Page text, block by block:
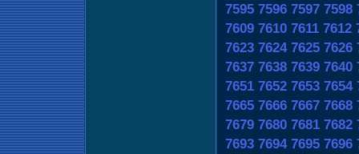
7595 7596 7597 7598
7609 7610 7611 7612
7623 7624 7625 7626
7637 7638 7639 7640
7651 7652 7653 7654
7665 7666 7667 7668
7679 7680 7681 7682
7693 7694 7695 7696